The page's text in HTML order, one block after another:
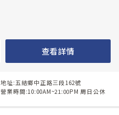
查看詳情
地址:五結鄉中正路三段162號
營業時間:10:00AM~21:00PM 周日公休